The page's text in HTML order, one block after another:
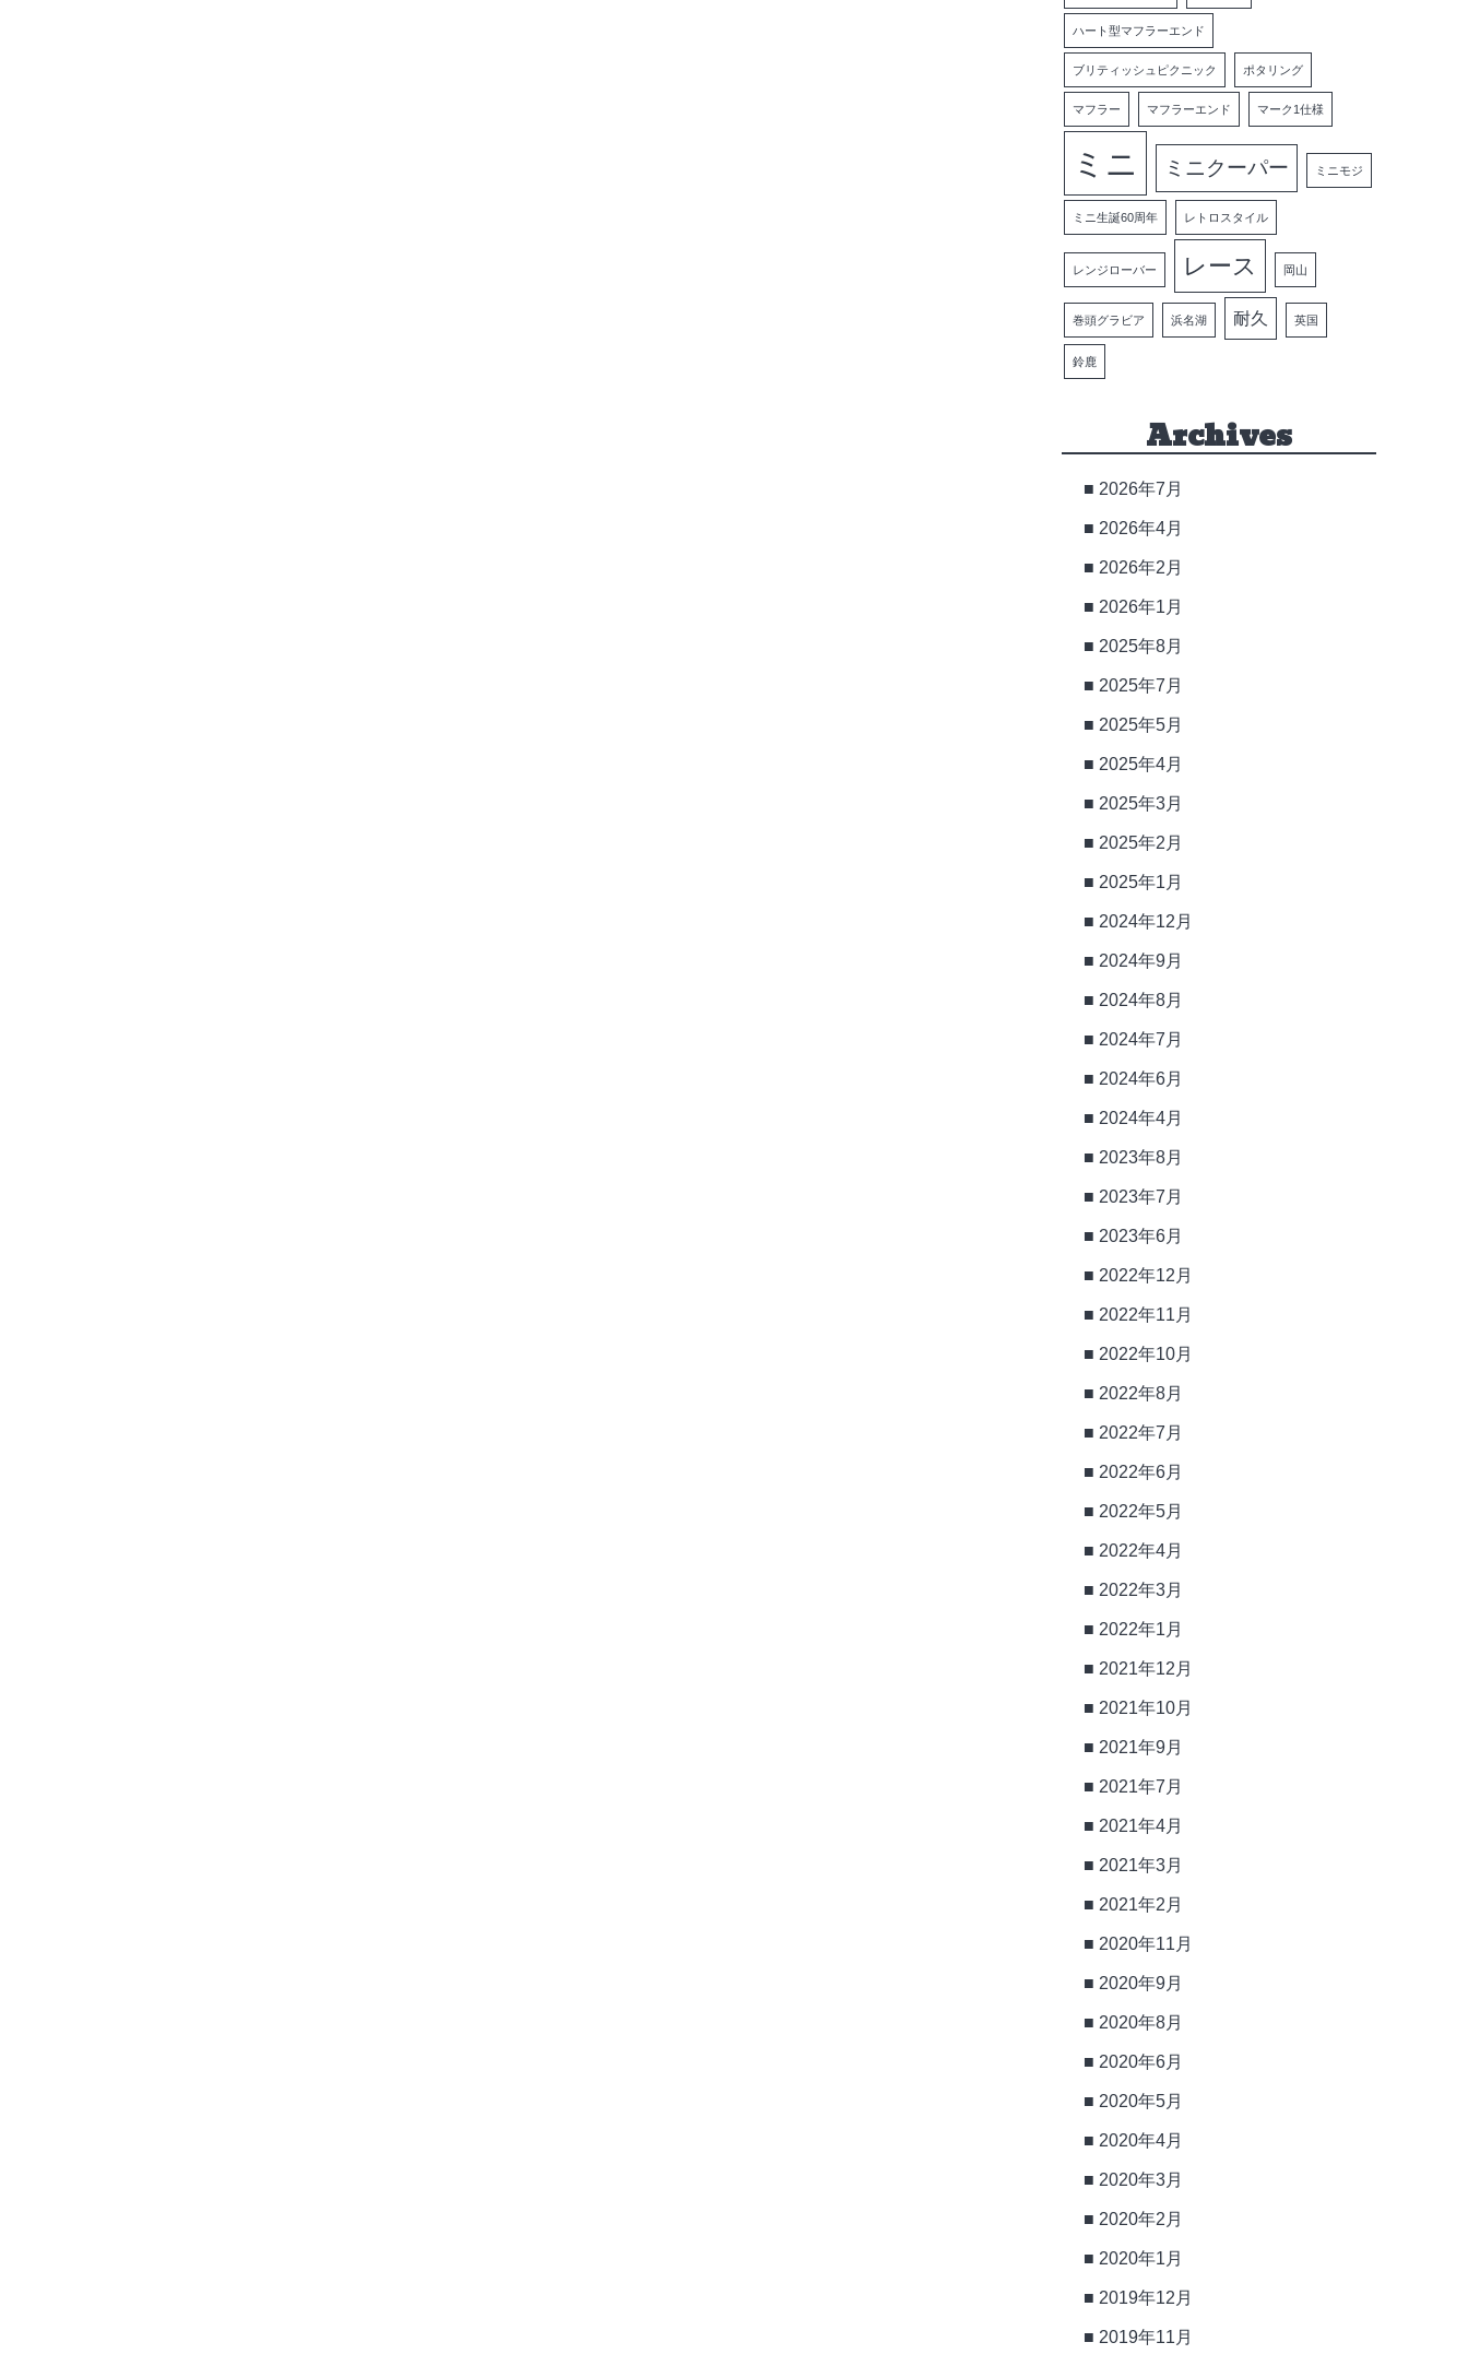
ハート型マフラーエンド
ブリティッシュピクニック ポタリング
マフラー マフラーエンド マーク1仕様
ミニ ミニクーパー ミニモジ
ミニ生誕60周年 レトロスタイル
レンジローバー レース 岡山
巻頭グラビア 浜名湖 耐久 英国
鈴鹿
Archives
2026年7月
2026年4月
2026年2月
2026年1月
2025年8月
2025年7月
2025年5月
2025年4月
2025年3月
2025年2月
2025年1月
2024年12月
2024年9月
2024年8月
2024年7月
2024年6月
2024年4月
2023年8月
2023年7月
2023年6月
2022年12月
2022年11月
2022年10月
2022年8月
2022年7月
2022年6月
2022年5月
2022年4月
2022年3月
2022年1月
2021年12月
2021年10月
2021年9月
2021年7月
2021年4月
2021年3月
2021年2月
2020年11月
2020年9月
2020年8月
2020年6月
2020年5月
2020年4月
2020年3月
2020年2月
2020年1月
2019年12月
2019年11月